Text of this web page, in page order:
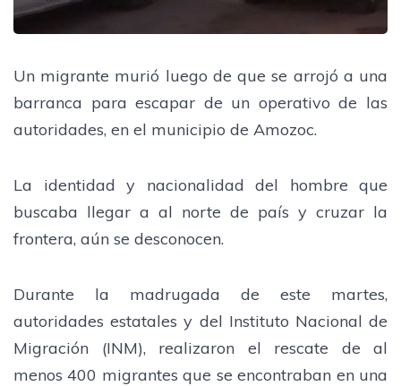
Un migrante murió luego de que se arrojó a una
barranca para escapar de un operativo de las
autoridades, en el municipio de Amozoc.
La identidad y nacionalidad del hombre que
buscaba llegar a al norte de país y cruzar la
frontera, aún se desconocen.
Durante la madrugada de este martes,
autoridades estatales y del Instituto Nacional de
Migración (INM), realizaron el rescate de al
menos 400 migrantes que se encontraban en una